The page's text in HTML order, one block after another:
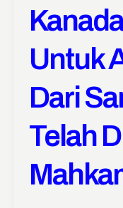
Untuk
Dari
Telah